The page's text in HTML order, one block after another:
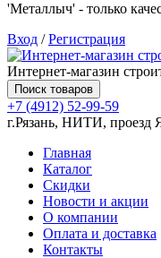
'Металлыч' - только
Вход /Регистрация
Интернет-магазин
Поиск товаров
+7 (4912) 52-99-59
г.Рязань, НИТИ, проезд
Главная
Каталог
Скидки
Новости и акции
О компании
Оплата и доставка
Контакты